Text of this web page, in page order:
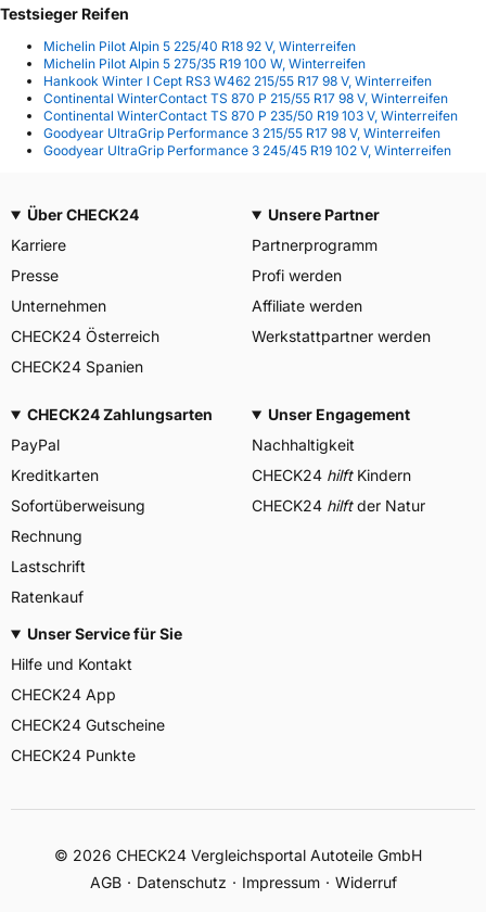
Testsieger Reifen
Michelin Pilot Alpin 5 225/40 R18 92 V, Winterreifen
Michelin Pilot Alpin 5 275/35 R19 100 W, Winterreifen
Hankook Winter I Cept RS3 W462 215/55 R17 98 V, Winterreifen
Continental WinterContact TS 870 P 215/55 R17 98 V, Winterreifen
Continental WinterContact TS 870 P 235/50 R19 103 V, Winterreifen
Goodyear UltraGrip Performance 3 215/55 R17 98 V, Winterreifen
Goodyear UltraGrip Performance 3 245/45 R19 102 V, Winterreifen
Über CHECK24
Karriere
Presse
Unternehmen
CHECK24 Österreich
CHECK24 Spanien
Unsere Partner
Partnerprogramm
Profi werden
Affiliate werden
Werkstattpartner werden
CHECK24 Zahlungsarten
PayPal
Kreditkarten
Sofortüberweisung
Rechnung
Lastschrift
Ratenkauf
Unser Engagement
Nachhaltigkeit
CHECK24 hilftKindern
CHECK24 hilftder Natur
Unser Service für Sie
Hilfe und Kontakt
CHECK24 App
CHECK24 Gutscheine
CHECK24 Punkte
© 2026 CHECK24 Vergleichsportal Autoteile GmbH
AGB
Datenschutz Impressum Widerruf